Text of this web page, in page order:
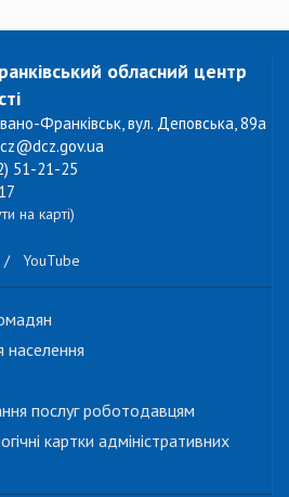
обласний центр
Франківськ, вул. Деповська, 89а
51-21-25
на карті)
/ YouTube
населення
послуг роботодавцям
картки адміністративних